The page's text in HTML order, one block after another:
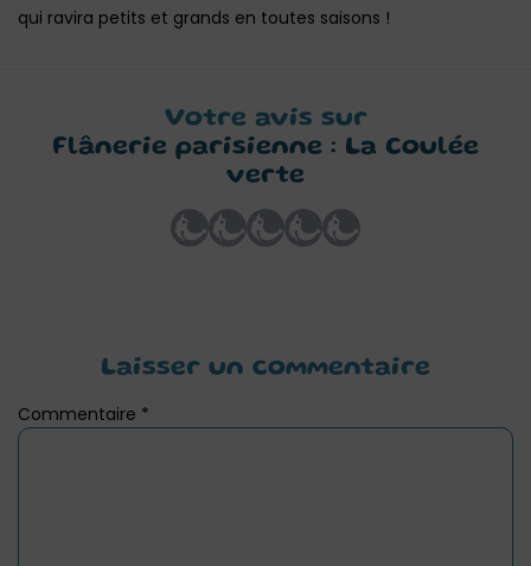
qui ravira petits et grands en toutes saisons !
Votre avis sur
Flânerie parisienne : La Coulée
verte
Laisser un commentaire
Commentaire *